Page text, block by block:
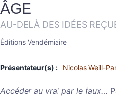
ÂGE
AU-DELÀ DES IDÉES
Éditions Vendémiaire
Présentateur(s) : Nicolas Weill-
Accéder au vrai par le faux…